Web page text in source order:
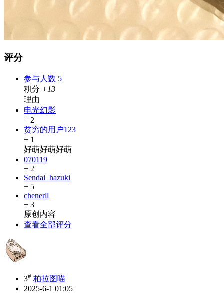
评分
参与人数 5
积分 +13
理由
电光幻影
+ 2
贫穷的用户123
+ 1
好萌好萌好萌
070119
+ 2
Sendai_hazuki
+ 5
chenerll
+ 3
原创内容
查看全部评分
3# 柏拉图喵
2025-6-1 01:05